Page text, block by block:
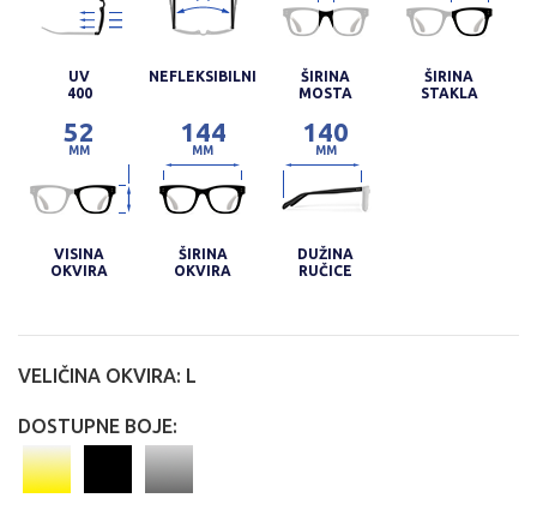
UV
400
NEFLEKSIBILNI
ŠIRINA
MOSTA
ŠIRINA
STAKLA
52
MM
VISINA
OKVIRA
144
MM
ŠIRINA
OKVIRA
140
MM
DUŽINA
RUČICE
VELIČINA OKVIRA: L
DOSTUPNE BOJE: